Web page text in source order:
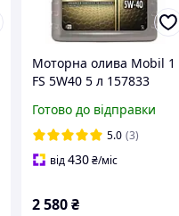
Моторна олива Mobil 1
FS 5W40 5 л 157833
Готово до відправки
5.0 (3)
від430 ₴/міс
2 580 ₴